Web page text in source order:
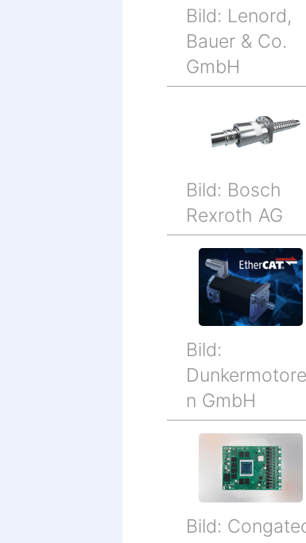
Bild: Lenord,
Bauer & Co.
GmbH
Bild: Bosch
Rexroth AG
Bild:
Dunkermotore
n GmbH
Bild: